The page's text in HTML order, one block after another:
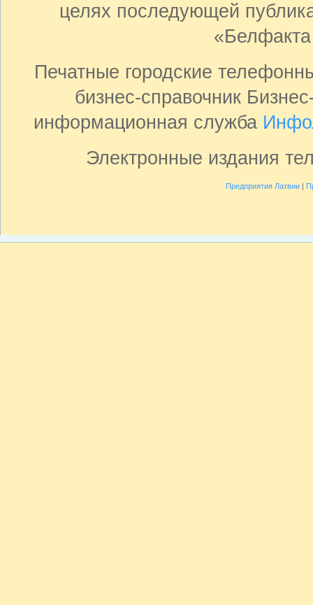
целях последующей
Печатные городские
бизнес-справочник
информационная служба
Электронные издания
Предприятия Латвии|